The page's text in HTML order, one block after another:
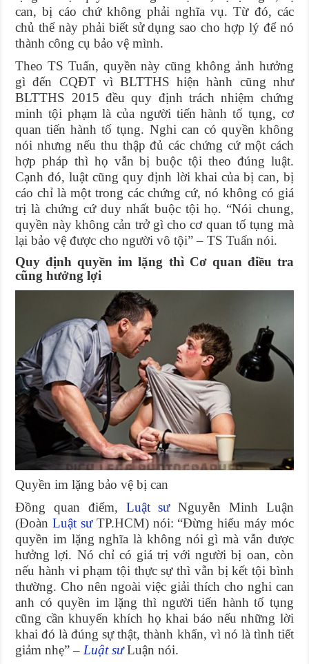
can, bị cáo chứ không phải nghĩa vụ. Từ đó, các
chủ thể này phải biết sử dụng sao cho hợp lý để nó
thành công cụ bảo vệ mình.
Theo TS Tuấn, quyền này cũng không ảnh hưởng
gì đến CQĐT vì BLTTHS hiện hành cũng như
BLTTHS 2015 đều quy định trách nhiệm chứng
minh tội phạm là của người tiến hành tố tụng, cơ
quan tiến hành tố tụng. Nghi can có quyền không
nói nhưng nếu thu thập đủ các chứng cứ một cách
hợp pháp thì họ vẫn bị buộc tội theo đúng luật.
Cạnh đó, luật cũng quy định lời khai của bị can, bị
cáo chỉ là một trong các chứng cứ, nó không có giá
trị là chứng cứ duy nhất buộc tội họ. “Nói chung,
quyền này không cản trở gì cho cơ quan tố tụng mà
lại bảo vệ được cho người vô tội” – TS Tuấn nói.
Quy định quyền im lặng thì Cơ quan điều tra
cũng hưởng lợi
Quyền im lặng bảo vệ bị can
Đồng quan điểm, Luật sưNguyễn Minh Luận
(ĐoànLuật sưTP.HCM) nói: “Đừng hiểu máy móc
quyền im lặng nghĩa là không nói gì mà vẫn được
hưởng lợi. Nó chỉ có giá trị với người bị oan, còn
nếu hành vi phạm tội thực sự thì vẫn bị kết tội bình
thường. Cho nên ngoài việc giải thích cho nghi can
anh có quyền im lặng thì người tiến hành tố tụng
cũng cần khuyến khích họ khai báo nếu những lời
khai đó là đúng sự thật, thành khẩn, vì nó là tình tiết
giảm nhẹ” – Luật sưLuận nói.